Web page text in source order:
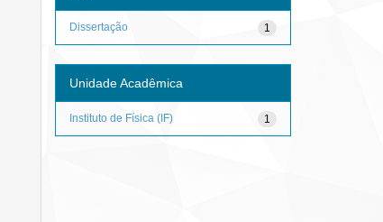
1
Dissertação
Unidade Acadêmica
1
Instituto de Física (IF)